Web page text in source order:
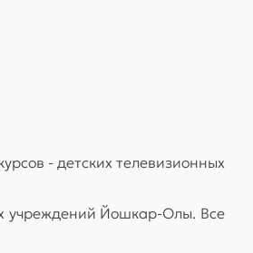
- детских телевизионных
учреждений Йошкар-Олы. Все